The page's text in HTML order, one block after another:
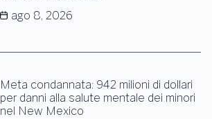
ago 8, 2026
Meta condannata: 942 milioni di dollari
per danni alla salute mentale dei minori
nel New Mexico